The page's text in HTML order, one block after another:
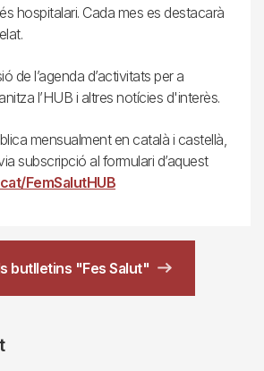
hospitalari. Cada mes es destacarà
de l’agenda d’activitats per a
l’HUB i altres notícies d'interès.
mensualment en català i castellà,
subscripció al formulari d’aquest
FemSalutHUB
butlletins "Fes Salut"